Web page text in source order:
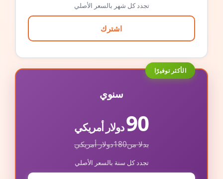
تجدد كل شهر بالسعر الأصلي
اشترك
الأكثر توفيرًا
سنوي
90دولار أمريكي
بدلا من180دولار أمريكي
تجدد كل سنة بالسعر الأصلي